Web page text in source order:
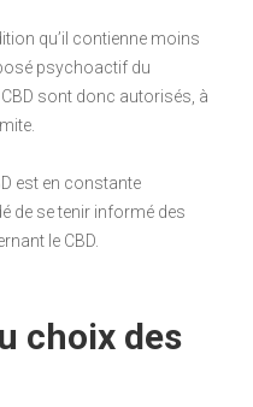
qu’il contienne moins
psychoactif du
sont donc autorisés, à
est en constante
de se tenir informé des
le CBD.
choix des